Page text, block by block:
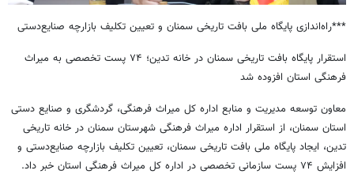
***راه‌اندازی پایگاه ملی بافت تاریخی سمنان و تعیین تکلیف بازارچه صنایع‌دستی
استقرار پایگاه بافت تاریخی سمنان در خانه تدین؛ ۷۴ پست تخصصی به میراث
فرهنگی استان افزوده شد
معاون توسعه مدیریت و منابع اداره کل میراث فرهنگی، گردشگری و صنایع دستی
استان سمنان، از استقرار اداره میراث فرهنگی شهرستان سمنان در خانه تاریخی
تدین، ایجاد پایگاه ملی بافت تاریخی سمنان، تعیین تکلیف بازارچه صنایع‌دستی و
افزایش ۷۴ پست سازمانی تخصصی در اداره کل میراث فرهنگی استان خبر داد.